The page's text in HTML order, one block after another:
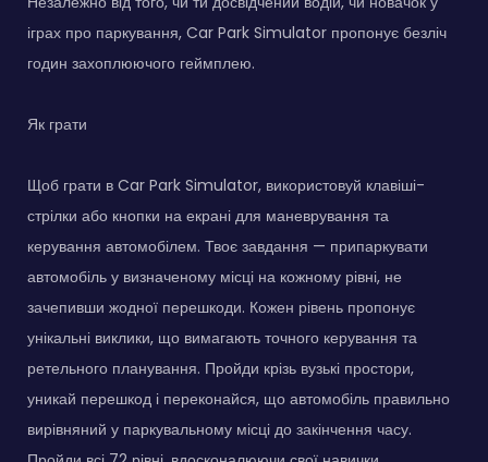
іграх про паркування, Car Park Simulator пропонує безліч
годин захоплюючого геймплею.
Як грати
Щоб грати в Car Park Simulator, використовуй клавіші-
стрілки або кнопки на екрані для маневрування та
керування автомобілем. Твоє завдання — припаркувати
автомобіль у визначеному місці на кожному рівні, не
зачепивши жодної перешкоди. Кожен рівень пропонує
унікальні виклики, що вимагають точного керування та
ретельного планування. Пройди крізь вузькі простори,
уникай перешкод і переконайся, що автомобіль правильно
вирівняний у паркувальному місці до закінчення часу.